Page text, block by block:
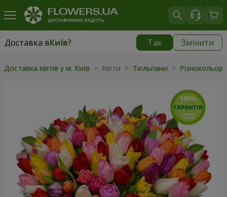
Доставка вКиїв? Так Змінити
Доставка вКиїв
Доставка квітів у м. Київ > Квіти > Тюльпани >